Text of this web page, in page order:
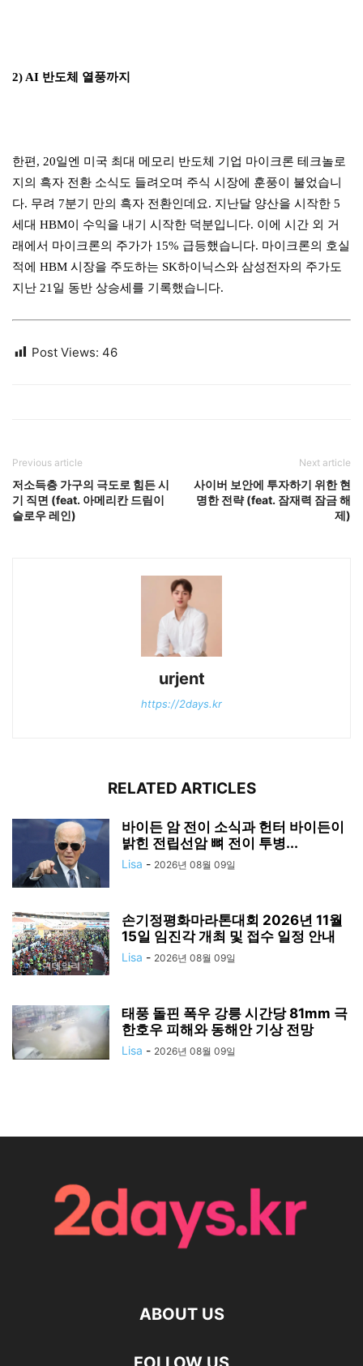
2) AI 반도체 열풍까지
한편, 20일엔 미국 최대 메모리 반도체 기업 마이크론 테크놀로
지의 흑자 전환 소식도 들려오며 주식 시장에 훈풍이 불었습니
다. 무려 7분기 만의 흑자 전환인데요. 지난달 양산을 시작한 5
세대 HBM이 수익을 내기 시작한 덕분입니다. 이에 시간 외 거
래에서 마이크론의 주가가 15% 급등했습니다. 마이크론의 호실
적에 HBM 시장을 주도하는 SK하이닉스와 삼성전자의 주가도
지난 21일 동반 상승세를 기록했습니다.
Post Views: 46
Previous article
저소득층 가구의 극도로 힘든 시
기 직면 (feat. 아메리칸 드림이
슬로우 레인)
Next article
사이버 보안에 투자하기 위한 현
명한 전략 (feat. 잠재력 잠금 해
제)
urjent
https://2days.kr
RELATED ARTICLES
바이든 암 전이 소식과 헌터 바이든이
밝힌 전립선암 뼈 전이 투병...
Lisa - 2026년 08월 09일
손기정평화마라톤대회 2026년 11월
15일 임진각 개최 및 접수 일정 안내
Lisa - 2026년 08월 09일
태풍 돌핀 폭우 강릉 시간당 81mm 극
한호우 피해와 동해안 기상 전망
Lisa - 2026년 08월 09일
ABOUT US